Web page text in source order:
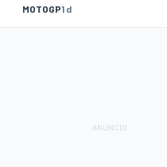
MOTOGP1 d